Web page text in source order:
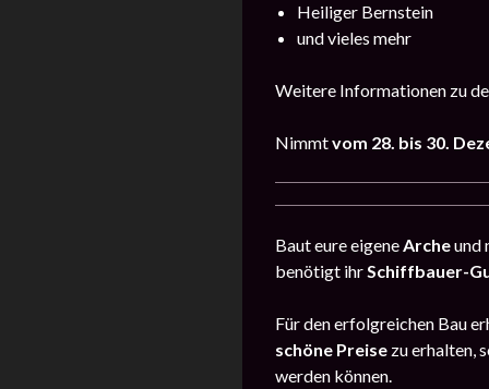
Heiliger Bernstein
und vieles mehr
Weitere Informationen zu
Nimmtvom 28. bis 30.
Baut eure eigeneArcheund
benötigt ihrSchiffbauer-
Für den erfolgreichen Bau
schöne Preise zu erhalten,
werden können.